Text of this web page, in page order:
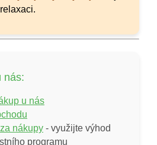
nás:
u nás
nákupy - využijte výhod
programu